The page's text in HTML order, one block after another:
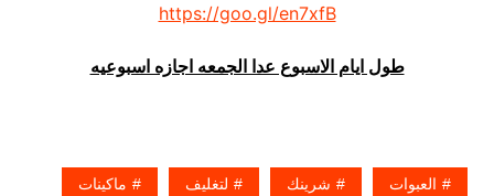
https://goo.gl/en7xfB
طول ايام الاسبوع عدا الجمعه اجازه اسبوعيه
العبوات شرينك لتغليف ماكينات